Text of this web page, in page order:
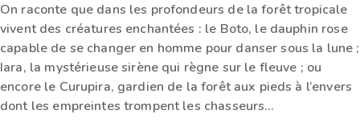
On raconte que dans les profondeurs de la forêt tropicale
vivent des créatures enchantées : le Boto, le dauphin rose
capable de se changer en homme pour danser sous la lune ;
Iara, la mystérieuse sirène qui règne sur le fleuve ; ou
encore le Curupira, gardien de la forêt aux pieds à l’envers
dont les empreintes trompent les chasseurs…